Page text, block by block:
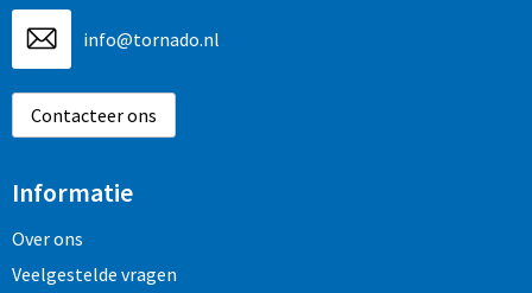
info@tornado.nl
Contacteer ons
Informatie
Over ons
Veelgestelde vragen